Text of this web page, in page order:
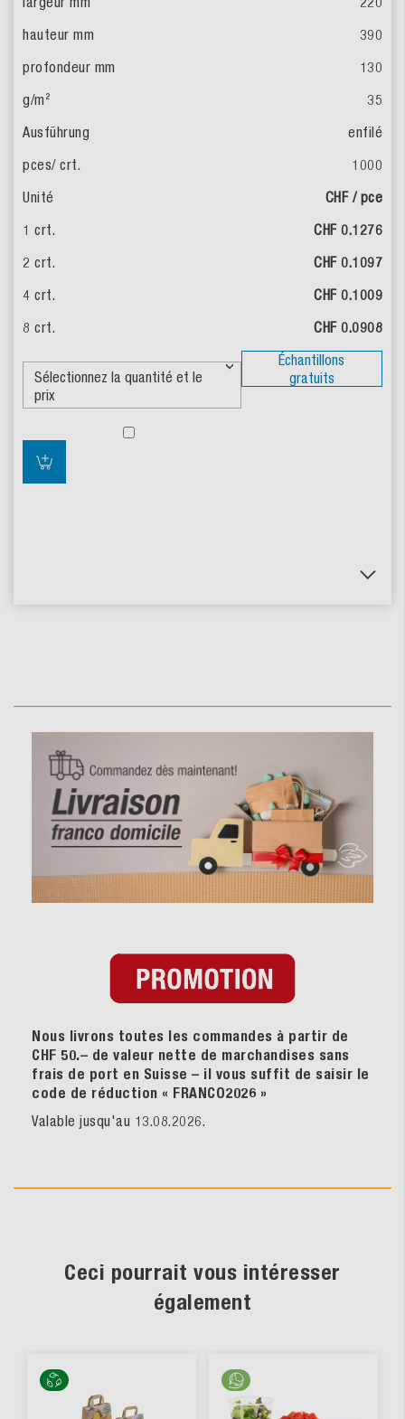
390
130
35
enfilé
1000
CHF / pce
CHF 0.1276
CHF 0.1097
CHF 0.1009
CHF 0.0908
Échantillons
gratuits
Nous livrons toutes les commandes à partir de
CHF 50.– de valeur nette de marchandises sans
frais de port en Suisse – il vous suffit de saisir le
code de réduction « FRANCO2026 »
Valable jusqu'au 13.08.2026.
Ceci pourrait vous intéresser
également